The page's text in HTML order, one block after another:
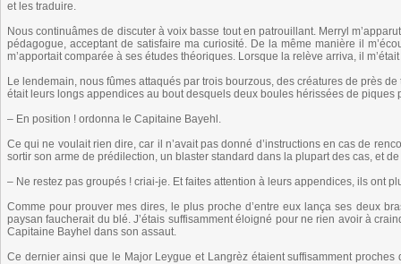
et les traduire.
Nous continuâmes de discuter à voix basse tout en patrouillant. Merryl
pédagogue, acceptant de satisfaire ma curiosité. De la même manière il
m’apportait comparée à ses études théoriques. Lorsque la relève arriva, il
Le lendemain, nous fûmes attaqués par trois bourzous, des créatures de près
était leurs longs appendices au bout desquels deux boules hérissées de piques
– En position ! ordonna le Capitaine Bayehl.
Ce qui ne voulait rien dire, car il n’avait pas donné d’instructions en cas de
sortir son arme de prédilection, un blaster standard dans la plupart des cas, et
– Ne restez pas groupés ! criai-je. Et faites attention à leurs appendices, ils ont
Comme pour prouver mes dires, le plus proche d’entre eux lança ses deux
paysan faucherait du blé. J’étais suffisamment éloigné pour ne rien avoir à
Capitaine Bayhel dans son assaut.
Ce dernier ainsi que le Major Leygue et Langrèz étaient suffisamment